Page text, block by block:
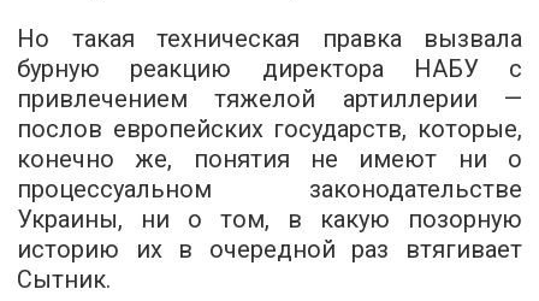
Но такая техническая правка вызвала
бурную реакцию директора НАБУ с
привлечением тяжелой артиллерии —
послов европейских государств, которые,
конечно же, понятия не имеют ни о
процессуальном законодательстве
Украины, ни о том, в какую позорную
историю их в очередной раз втягивает
Сытник.